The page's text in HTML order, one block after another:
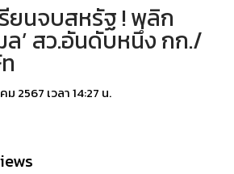
ยนจบสหรัฐ ! พลิก
ล’ สว.อันดับหนึ่ง กก./
2567 เวลา 14:27 น.